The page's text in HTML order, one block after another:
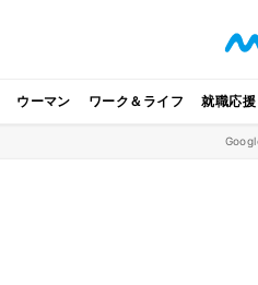
ウーマン ワーク＆ライフ 就職応援